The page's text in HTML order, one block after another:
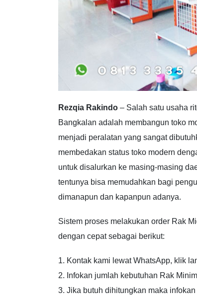
Rezqia Rakindo – Salah satu usaha
Bangkalan adalah membangun toko
menjadi peralatan yang sangat
membedakan status toko modern
untuk disalurkan ke masing-masing
tentunya bisa memudahkan bagi
dimanapun dan kapanpun adanya.
Sistem proses melakukan order Rak
dengan cepat sebagai berikut:
1. Kontak kami lewat WhatsApp, klik
2. Infokan jumlah kebutuhan Rak
3. Jika butuh dihitungkan maka